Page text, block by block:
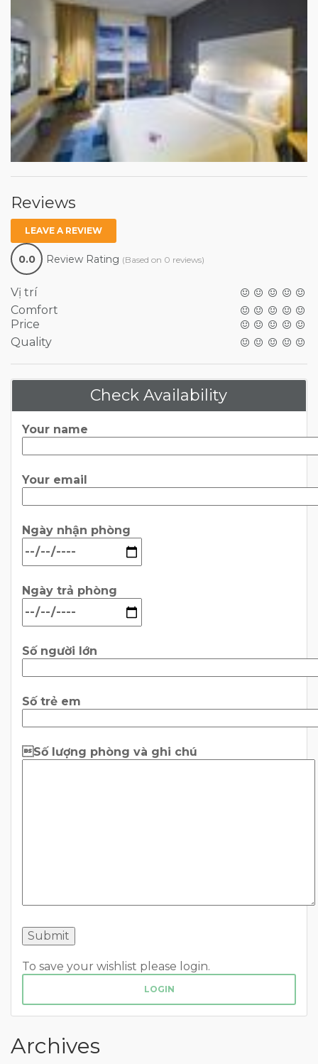
Reviews
LEAVE A REVIEW
0.0 Review Rating (Based on 0 reviews)
Vị trí
Comfort
Price
Quality
Check Availability
Your name
Your email
Ngày nhận phòng
Ngày trả phòng
Số người lớn
Số trẻ em
Số lượng phòng và ghi chú
To save your wishlist please login.
LOGIN
Archives